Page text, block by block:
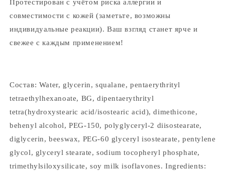
Протестирован с учётом риска аллергии и
совместимости с кожей (заметьте, возможны
индивидуальные реакции). Ваш взгляд станет ярче и
свежее с каждым применением!
Состав: Water, glycerin, squalane, pentaerythrityl
tetraethylhexanoate, BG, dipentaerythrityl
tetra(hydroxystearic acid/isostearic acid), dimethicone,
behenyl alcohol, PEG-150, polyglyceryl-2 diisostearate,
diglycerin, beeswax, PEG-60 glyceryl isostearate, pentylene
glycol, glyceryl stearate, sodium tocopheryl phosphate,
trimethylsiloxysilicate, soy milk isoflavones. Ingredients: